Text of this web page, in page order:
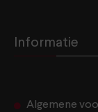
Informatie
Algemene